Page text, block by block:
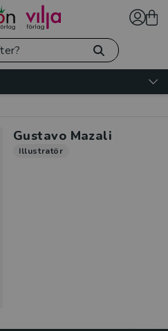
Gustavo Mazali
Illustratör